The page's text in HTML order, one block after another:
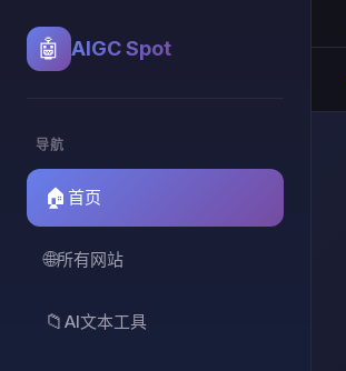
🤖 AIGC Spot
导航
🏠 首页
🌐所有网站
📁 AI文本工具